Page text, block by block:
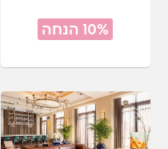
10% הנחה